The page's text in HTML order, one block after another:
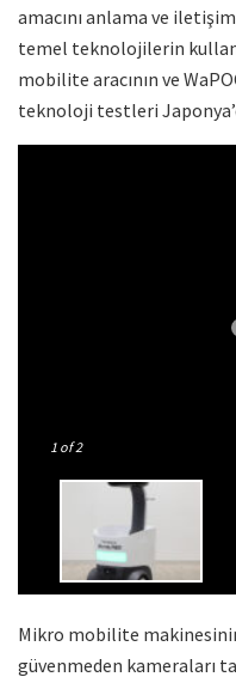
amacını anlama ve
temel teknolojilerin
mobilite aracının ve
teknoloji testleri
1 of 2
Mikro mobilite
güvenmeden kameraları